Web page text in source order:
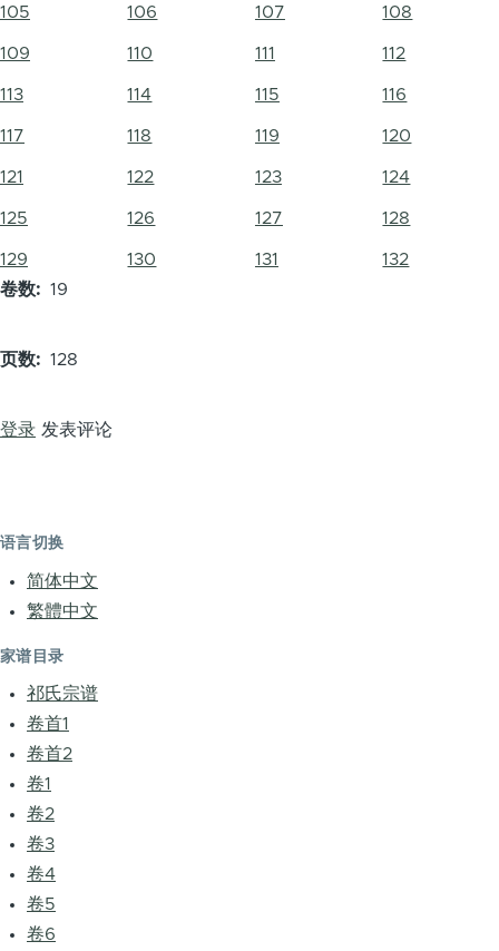
105 106 107 108
109 110 111 112
113 114 115 116
117 118 119 120
121 122 123 124
125 126 127 128
129 130 131
132
卷数
19
页数 128
登录 发表评论
语言切换
简体中文
繁體中文
家谱目录
祁氏宗谱
卷首1
卷首2
卷1
卷2
卷3
卷4
卷5
卷6